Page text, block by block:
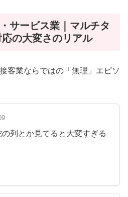
サービス業｜マルチタ
の大変さのリアル
客業ならではの「無理」エピソ
列とか見てると大変すぎる